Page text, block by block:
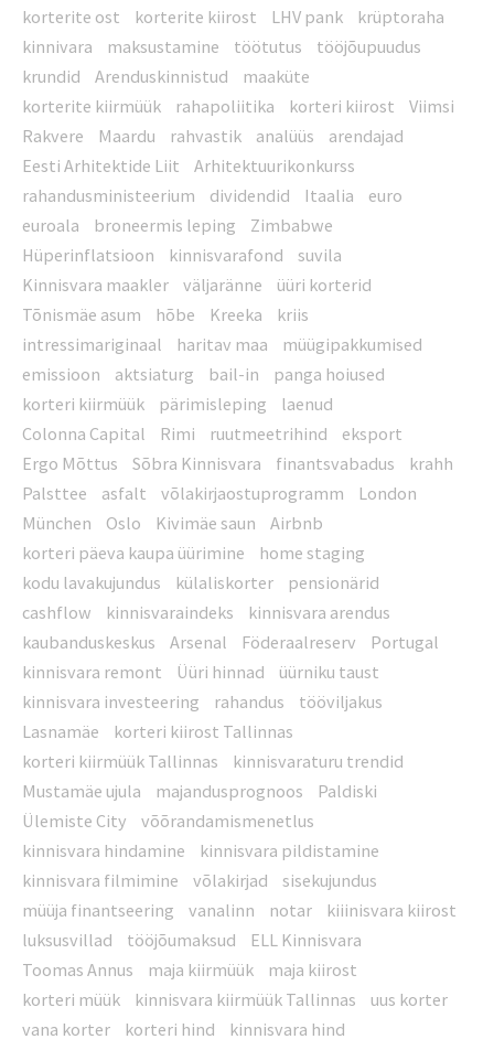
korterite ost
korterite kiirost LHV pank
krüptoraha
kinnivara
maksustamine töötutus
tööjõupuudus
krundid
Arenduskinnistud
maaküte
korterite kiirmüük
rahapoliitika korteri kiirost
Viimsi
Rakvere
Maardu rahvastik analüüs
arendajad
Eesti Arhitektide Liit
Arhitektuurikonkurss
rahandusministeerium
dividendid Itaalia
euro
euroala
broneermis leping
Zimbabwe
Hüperinflatsioon
kinnisvarafond
suvila
Kinnisvara maakler
väljaränne
üüri korterid
Tõnismäe asum
hõbe Kreeka
kriis
intressimariginaal
haritav maa
müügipakkumised
emissioon
aktsiaturg bail-in
panga hoiused
korteri kiirmüük
pärimisleping
laenud
Colonna Capital
Rimi ruutmeetrihind
eksport
Ergo Mõttus
Sõbra Kinnisvara finantsvabadus
krahh
Palsttee
asfalt võlakirjaostuprogramm
London
München
Oslo Kivimäe saun
Airbnb
korteri päeva kaupa üürimine
home staging
kodu lavakujundus
külaliskorter
pensionärid
cashflow
kinnisvaraindeks
kinnisvara arendus
kaubanduskeskus
Arsenal Föderaalreserv
Portugal
kinnisvara remont
Üüri hinnad
üürniku taust
kinnisvara investeering
rahandus
tööviljakus
Lasnamäe
korteri kiirost Tallinnas
korteri kiirmüük Tallinnas
kinnisvaraturu trendid
Mustamäe ujula
majandusprognoos
Paldiski
Ülemiste City
võõrandamismenetlus
kinnisvara hindamine
kinnisvara pildistamine
kinnisvara filmimine
võlakirjad
sisekujundus
müüja finantseering
vanalinn notar
kiiinisvara kiirost
luksusvillad
tööjõumaksud
ELL Kinnisvara
Toomas Annus
maja kiirmüük
maja kiirost
korteri müük
kinnisvara kiirmüük Tallinnas
uus korter
vana korter
korteri hind
kinnisvara hind